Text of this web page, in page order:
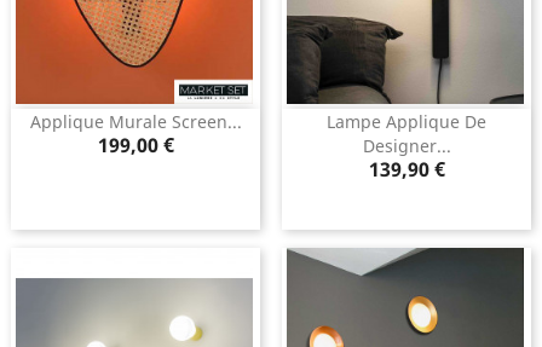
Applique Murale Screen...
Prix
199,00 €
Lampe Applique De
Designer...
Prix
139,90 €